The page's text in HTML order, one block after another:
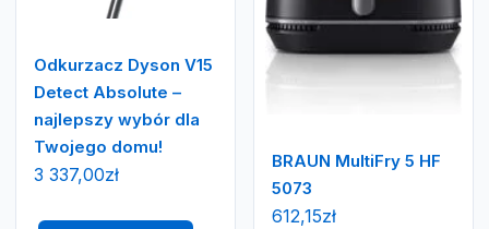
Odkurzacz Dyson V15
Detect Absolute –
najlepszy wybór dla
Twojego domu!
3 337,00zł
BRAUN MultiFry 5 HF
5073
612,15zł